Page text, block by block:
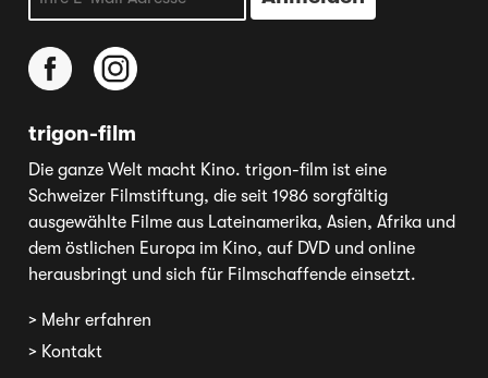
trigon-film
Die ganze Welt macht Kino. trigon-film ist eine
Schweizer Filmstiftung, die seit 1986 sorgfältig
ausgewählte Filme aus Lateinamerika, Asien, Afrika und
dem östlichen Europa im Kino, auf DVD und online
herausbringt und sich für Filmschaffende einsetzt.
> Mehr erfahren
> Kontakt